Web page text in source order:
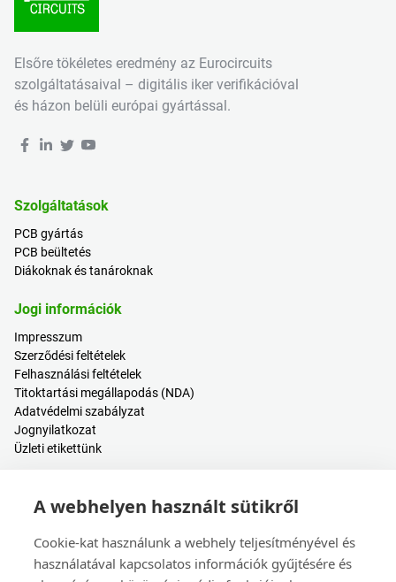
Elsőre tökéletes eredmény az Eurocircuits
szolgáltatásaival – digitális iker verifikációval
és házon belüli európai gyártással.
Szolgáltatások
PCB gyártás
PCB beültetés
Diákoknak és tanároknak
Jogi információk
Impresszum
Szerződési feltételek
Felhasználási feltételek
Titoktartási megállapodás (NDA)
Adatvédelmi szabályzat
Jognyilatkozat
Üzleti etikettünk
Árkalkulátor
Súgóközpont
Blogbejegyzések
A webhelyen használt sütikről
Cookie-kat használunk a webhely teljesítményével és
használatával kapcsolatos információk gyűjtésére és